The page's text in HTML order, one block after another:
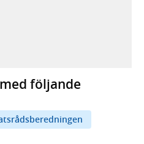
flik, extern webbplats,
webbplats,
flik, extern webbplats,
följande